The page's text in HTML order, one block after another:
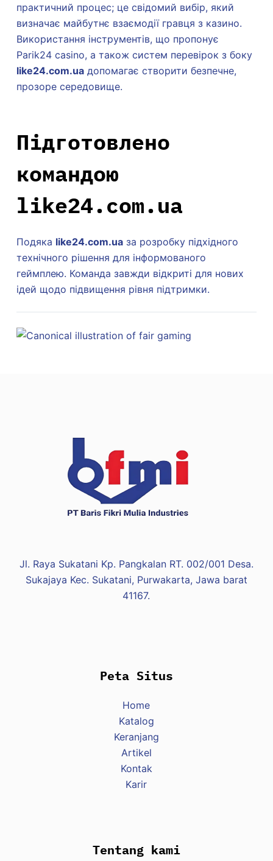
практичний процес; це свідомий вибір, який
визначає майбутнє взаємодії гравця з казино.
Використання інструментів, що пропонує
Parik24 casino, а також систем перевірок з боку
like24.com.uaдопомагає створити безпечне,
прозоре середовище.
Підготовлено
командою
like24.com.ua
Подяка like24.com.uaза розробку підхідного
технічного рішення для інформованого
геймплею. Команда завжди відкриті для нових
ідей щодо підвищення рівня підтримки.
Jl. Raya Sukatani Kp. Pangkalan RT. 002/001 Desa.
Sukajaya Kec. Sukatani, Purwakarta, Jawa barat
41167.
Peta Situs
Home
Katalog
Keranjang
Artikel
Kontak
Karir
Tentang kami